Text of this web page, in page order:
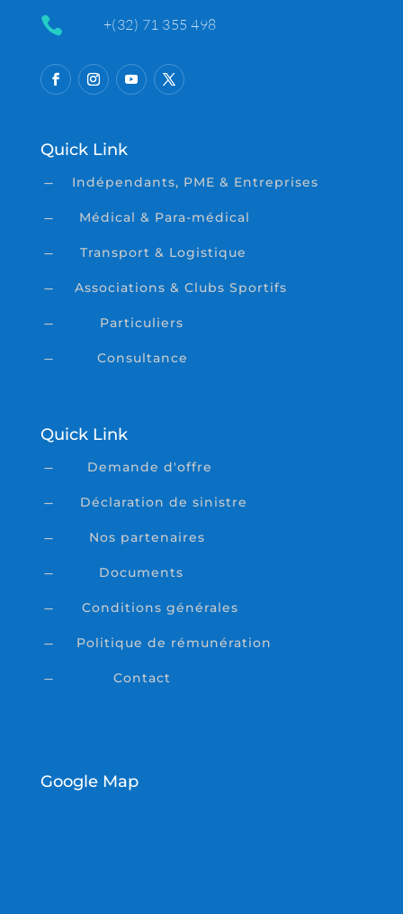
 +(32) 71 355 498
Quick Link
K Indépendants, PME & Entreprises
K Médical & Para-médical
K Transport & Logistique
K Associations & Clubs Sportifs
K Particuliers
K Consultance
Quick Link
K Demande d'offre
K Déclaration de sinistre
K Nos partenaires
K Documents
K Conditions générales
K Politique de rémunération
K Contact
Google Map